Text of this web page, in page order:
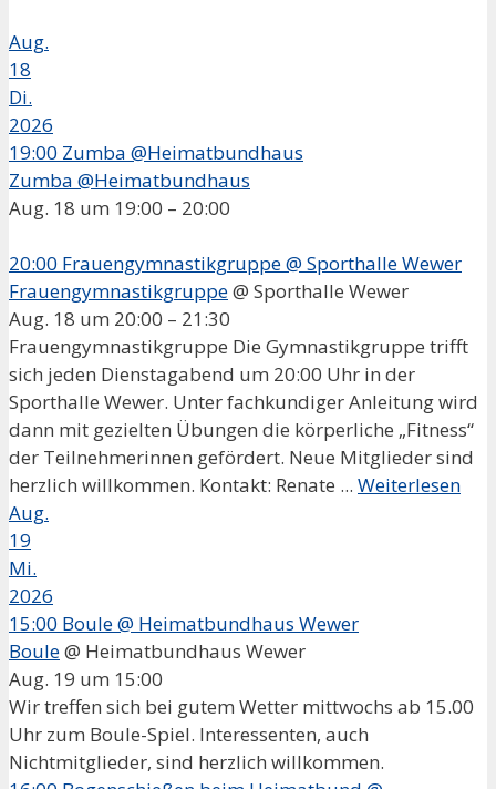
Aug.
18
Di.
2026
19:00 Zumba @Heimatbundhaus
Zumba @Heimatbundhaus
Aug. 18 um 19:00 – 20:00
20:00 Frauengymnastikgruppe@ Sporthalle Wewer
Frauengymnastikgruppe@ Sporthalle Wewer
Aug. 18 um 20:00 – 21:30
Frauengymnastikgruppe Die Gymnastikgruppe trifft
sich jeden Dienstagabend um 20:00 Uhr in der
Sporthalle Wewer. Unter fachkundiger Anleitung wird
dann mit gezielten Übungen die körperliche „Fitness“
der Teilnehmerinnen gefördert. Neue Mitglieder sind
herzlich willkommen. Kontakt: Renate ... Weiterlesen
Aug.
19
Mi.
2026
15:00 Boule@ Heimatbundhaus Wewer
Boule@ Heimatbundhaus Wewer
Aug. 19 um 15:00
Wir treffen sich bei gutem Wetter mittwochs ab 15.00
Uhr zum Boule-Spiel. Interessenten, auch
Nichtmitglieder, sind herzlich willkommen.